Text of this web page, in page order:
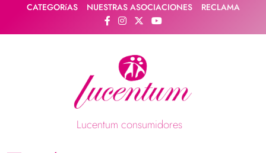
contenido
CATEGORíAS NUESTRAS ASOCIACIONES RECLAMA
Lucentum consumidores